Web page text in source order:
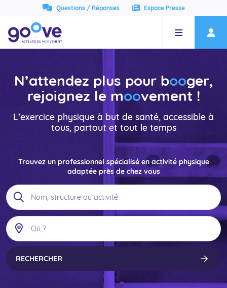
Aller au contenu principalQuestions / Réponses Espace Presse
N’attendez plus pour booger,
rejoignez le moovement !
L’exercice physique à but de santé, accessible à
tous, partout et tout le temps
Trouvez un professionnel spécialisé en activité physique
adaptée près de chez vous